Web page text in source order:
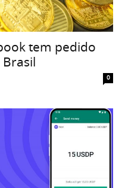
tem pedido
0